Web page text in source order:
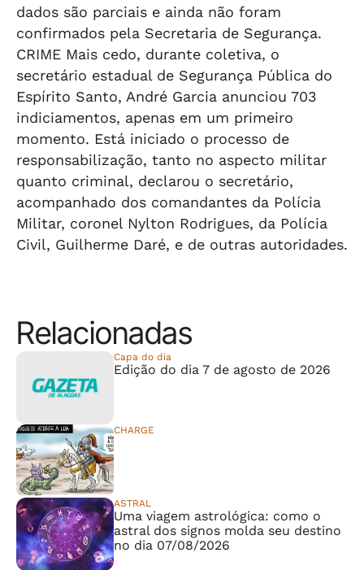
dados são parciais e ainda não foram
confirmados pela Secretaria de Segurança.
CRIME Mais cedo, durante coletiva, o
secretário estadual de Segurança Pública do
Espírito Santo, André Garcia anunciou 703
indiciamentos, apenas em um primeiro
momento. Está iniciado o processo de
responsabilização, tanto no aspecto militar
quanto criminal, declarou o secretário,
acompanhado dos comandantes da Polícia
Militar, coronel Nylton Rodrigues, da Polícia
Civil, Guilherme Daré, e de outras autoridades.
Relacionadas
Capa do dia
Edição do dia 7 de agosto de 2026
CHARGE
ASTRAL
Uma viagem astrológica: como o
astral dos signos molda seu destino
no dia 07/08/2026